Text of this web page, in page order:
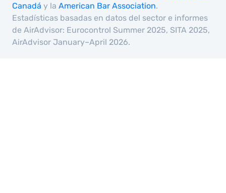
Canadá y la American Bar Association.
Estadísticas basadas en datos del sector e informes
de AirAdvisor: Eurocontrol Summer 2025, SITA 2025,
AirAdvisor January–April 2026.